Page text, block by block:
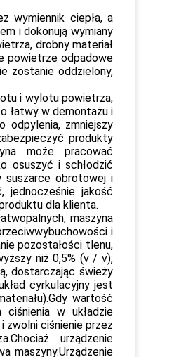
wymiennik ciepła, a
i dokonują wymiany
drobny materiał
powietrze odpadowe
zostanie oddzielony,
i wylotu powietrza,
łatwy w demontażu i
odpylenia, zmniejszy
produkty
może pracować
osuszyć i schłodzić
suszarce obrotowej i
jednocześnie jakość
dla klienta.
maszyna
i
pozostałości tlenu,
niż 0,5% (v / v),
dostarczając świeży
cyrkulacyjny jest
wartość
w układzie
zwolni ciśnienie przez
urządzenie
maszyny.Urządzenie